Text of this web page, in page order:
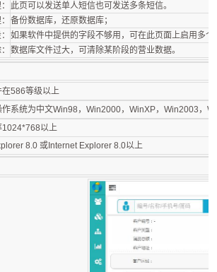
此页可以发送单人短信也可发送多条短信。
备份数据库，还原数据库；
如果软件中提供的字段不够用，可在此页面上启用多
数据库文件过大，可清除某阶段的营业数据。
在586等级以上
系统为中文Win98，Win2000，WinXP，Win2003，
1024*768以上
8.0 或Internet Explorer 8.0以上